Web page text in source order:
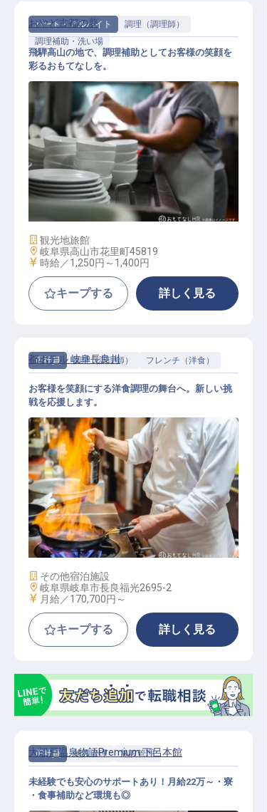
パート・アルバイト
調理（調理師）
調理補助・洗い場
調理補助スタッフ
おやど古都の夢
飛騨高山の地で、調理補助としてお客様の笑顔を
彩るおもてなしを。
施設業態
観光地旅館
勤務地
岐阜県高山市花里町45819
給与
時給／1,250円～ 1,400円
キープする 詳しく見る
正社員 調理（調理師） フレンチ（洋食）
洋食調理
都ホテル 岐阜長良川
お客様を笑顔にする洋食調理の舞台へ。新しい挑
戦を応援します。
施設業態
その他宿泊施設
勤務地
岐阜県岐阜市長良福光2695-2
給与
月給／170,700円～
キープする 詳しく見る
正社員 施設管理 施設管理
大江戸温泉物語Premium 下呂本館
未経験でも安心のサポートあり！月給22万～・寮
・食事補助など環境も◎